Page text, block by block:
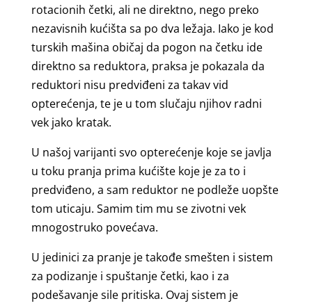
rotacionih četki, ali ne direktno, nego preko
nezavisnih kućišta sa po dva ležaja. Iako je kod
turskih mašina običaj da pogon na četku ide
direktno sa reduktora, praksa je pokazala da
reduktori nisu predviđeni za takav vid
opterećenja, te je u tom slučaju njihov radni
vek jako kratak.
U našoj varijanti svo opterećenje koje se javlja
u toku pranja prima kućište koje je za to i
predviđeno, a sam reduktor ne podleže uopšte
tom uticaju. Samim tim mu se zivotni vek
mnogostruko povećava.
U jedinici za pranje je takođe smešten i sistem
za podizanje i spuštanje četki, kao i za
podešavanje sile pritiska. Ovaj sistem je